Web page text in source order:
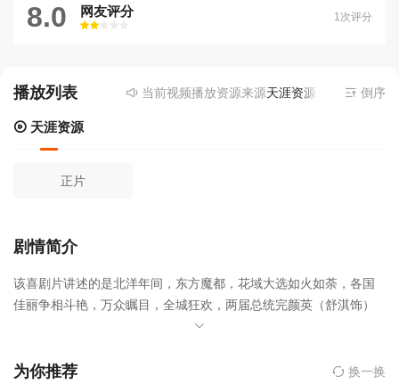
8.0 网友评分
很差
较差还行推荐力荐
1次评分
播放列表 当前视频播放资源来源天涯资源- 提供为您免费
倒序
天涯资源
正片
剧情简介
该喜剧片讲述的是北洋年间，东方魔都，花域大选如火如荼，各国
佳丽争相斗艳，万众瞩目，全城狂欢，两届总统完颜英（舒淇饰）
惊险连任，大选操办人马走日（姜文饰）因此名满天下。然而一场
选的另一搭档、发小项飞田（葛优饰）由莫逆之交变为生死宿敌，
为你推荐 换一换